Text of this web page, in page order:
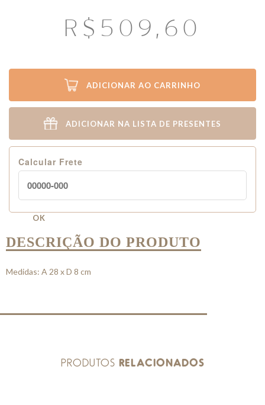
R$ 509,60
ADICIONAR AO CARRINHO
ADICIONAR NA LISTA DE PRESENTES
Calcular Frete
OK
DESCRIÇÃO DO PRODUTO
Medidas: A 28 x D 8 cm
PRODUTOS RELACIONADOS